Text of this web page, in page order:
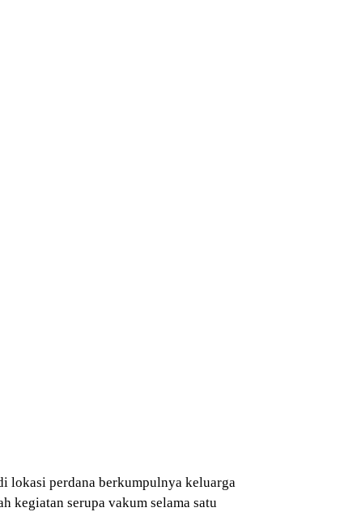
lokasi perdana berkumpulnya keluarga
kegiatan serupa vakum selama satu